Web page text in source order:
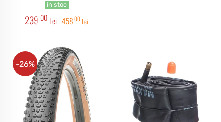
27.5X2.60WT foldabil Vrac
în stoc
239 00 Lei 45800Lei
-26%